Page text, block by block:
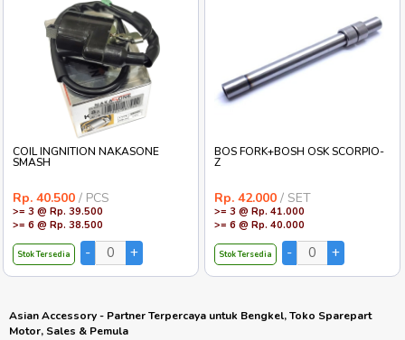
COIL INGNITION NAKASONE
SMASH
Rp. 40.500 / PCS
>= 3 @ Rp. 39.500
>= 6 @ Rp. 38.500
Stok Tersedia
BOS FORK+BOSH OSK SCORPIO-
Z
Rp. 42.000 / SET
>= 3 @ Rp. 41.000
>= 6 @ Rp. 40.000
Stok Tersedia
Asian Accessory - Partner Terpercaya untuk Bengkel, Toko Sparepart
Motor, Sales & Pemula